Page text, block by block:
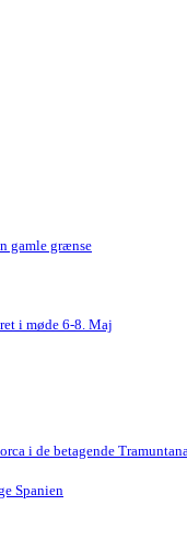
gamle grænse
i møde 6-8. Maj
i de betagende
Spanien